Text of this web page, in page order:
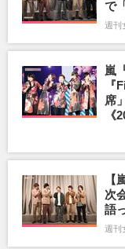
で
週刊
嵐
席
《
【
次
語
週刊